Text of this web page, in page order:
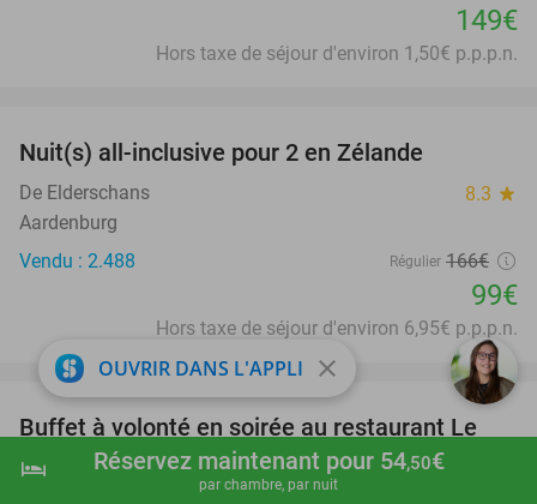
shopping_cart Réserver maintenant
hotel Réservez maintenant pour 54,50€
par chambre, par nuit
149€
Hors taxe de séjour d'environ 1,50€ p.p.p.n.
Nuit(s) all-inclusive pour 2 en Zélande
De Elderschans 8.3 star
Aardenburg
Vendu : 2.488
Régulier 166€
99€
Hors taxe de séjour d'environ 6,95€ p.p.p.n.
25%
favorite_border
Buffet à volonté en soirée au restaurant Le
Bistrot Français
OUVRIR DANS L'APPLI close